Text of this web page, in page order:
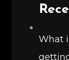
What